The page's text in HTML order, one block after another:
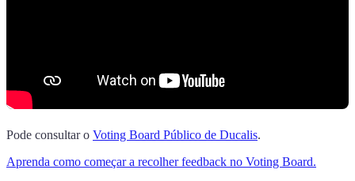
Pode consultar o Voting Board Público de Ducalis.
Aprenda como começar a recolher feedback no Voting Board.